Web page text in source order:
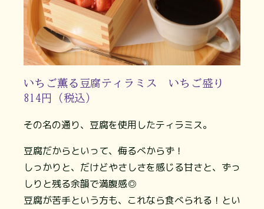
いちご薫る豆腐ティラミス いちご盛り
814円（税込）
その名の通り、豆腐を使用したティラミス。
豆腐だからといって、侮るべからず！
しっかりと、だけどやさしさを感じる甘さと、ずっ
しりと残る余韻で満腹感◎
豆腐が苦手という方も、これなら食べられる！とい